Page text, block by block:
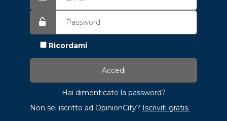
Ricordami
Hai dimenticato la password?
Non sei iscritto ad OpinionCity? Iscriviti gratis.